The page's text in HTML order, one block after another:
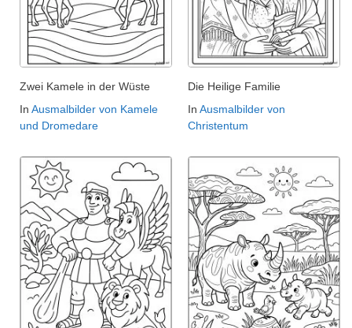
Zwei Kamele in der Wüste
In Ausmalbilder von Kamele
und Dromedare
Die Heilige Familie
In Ausmalbilder von
Christentum